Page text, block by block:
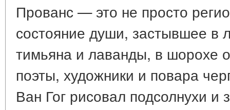
Прованс — это не просто
состояние души, застывшее в
тимьяна и лаванды, в шорохе
поэты, художники и повара
Ван Гог рисовал подсолнухи и